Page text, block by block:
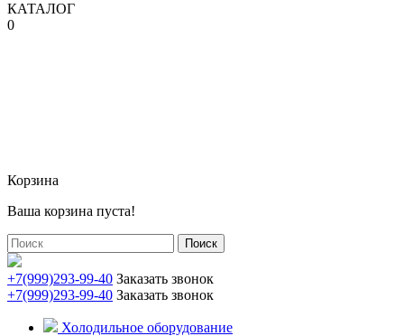
КАТАЛОГ
0
Корзина
Ваша корзина пуста!
Поиск
+7(999)293-99-40 Заказать звонок
+7(999)293-99-40 Заказать звонок
Холодильное оборудование